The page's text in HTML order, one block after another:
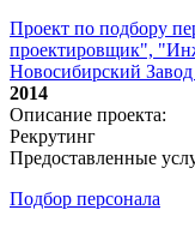
Проект по подбору
проектировщик",
Новосибирский
2014
Описание проекта:
Рекрутинг
Предоставленные
Подбор персонала